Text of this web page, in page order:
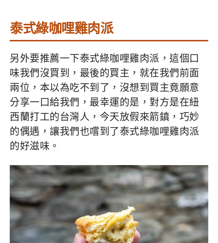
泰式綠咖哩雞肉派
另外要推薦一下泰式綠咖哩雞肉派，這個口
味我們沒買到，最後的買主，就在我們前面
兩位，本以為吃不到了，沒想到買主竟願意
分享一口給我們，最幸運的是，對方是在紐
西蘭打工的台灣人，今天放假來箭鎮，巧妙
的偶遇，讓我們也嚐到了泰式綠咖哩雞肉派
的好滋味。